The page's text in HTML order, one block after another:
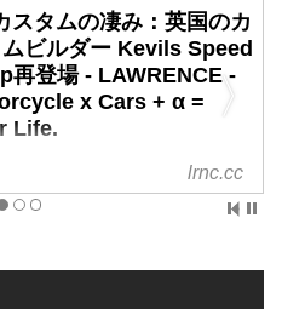
スタムの凄み：英国のカ
ビルダー Kevils Speed
再登場 - LAWRENCE -
x Cars + α =
Life.
にも紹介したKevils Speed
。
的にBMW専門のカスタムビ
lrnc.cc